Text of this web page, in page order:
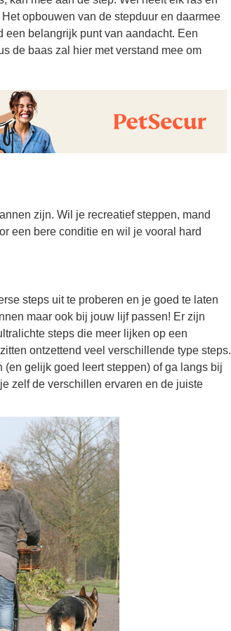
opbouwen van de stepduur en daarmee
belangrijk punt van aandacht. Een
de baas zal hier met verstand mee om
zijn. Wil je recreatief steppen, mand
een bere conditie en wil je vooral hard
steps uit te proberen en je goed te laten
maar ook bij jouw lijf passen! Er zijn
steps die meer lijken op een
ontzettend veel verschillende type steps.
gelijk goed leert steppen) of ga langs bij
zelf de verschillen ervaren en de juiste